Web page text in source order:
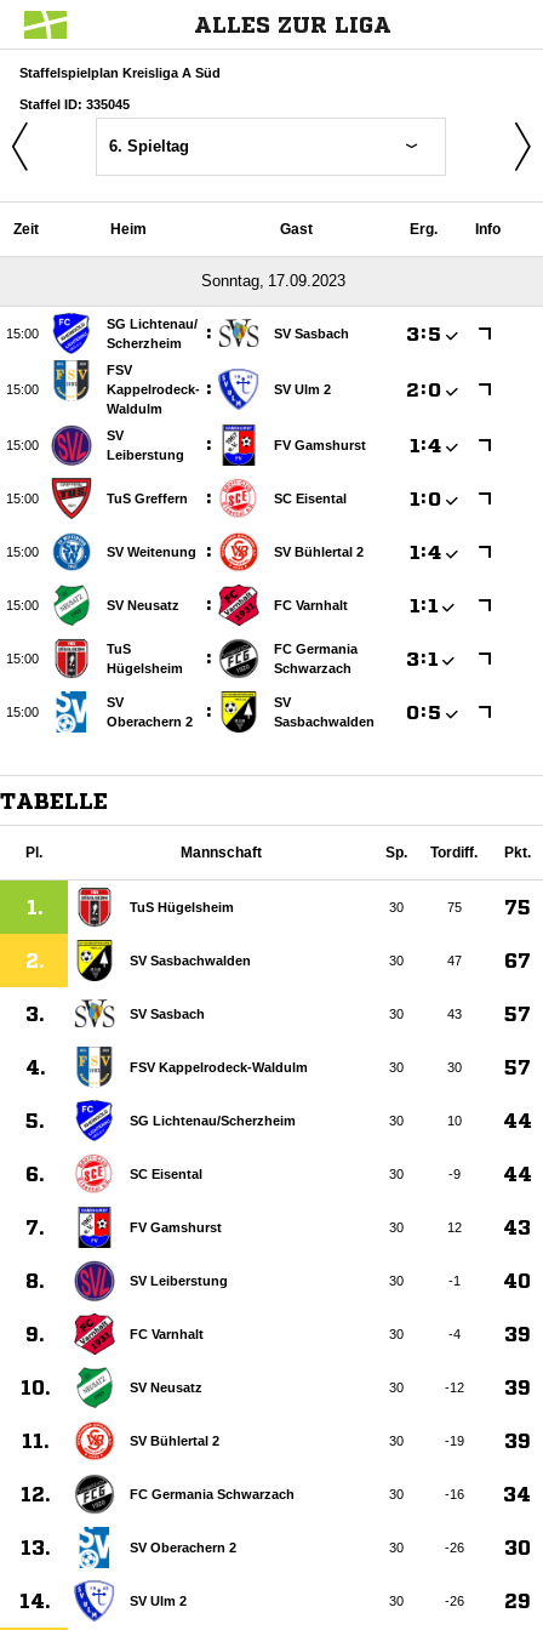
ALLES ZUR LIGA
Staffelspielplan Kreisliga A Süd
Staffel ID: 335045
6. Spieltag
Zeit Heim Gast Erg. Info
 

SG Lichtenau/​
Scherzheim
: SV Sasbach :

FSV
Kappelrodeck-
Waldulm
: SV Ulm 2 :

SV
Leiberstung
: FV Gamshurst  :
 TuS Greffern : SC Eisental  :
 SV Weitenung : SV Bühlertal 2  :
 SV Neusatz : FC Varnhalt  :

TuS
Hügelsheim
:
FC Germania
Schwarzach
:

SV
Oberachern 2
:
SV
Sasbachwalden
:
TABELLE
Pl. Mannschaft Sp. Tordiff. Pkt.
1. TuS Hügelsheim 30 75 75
2. SV Sasbachwalden 30 47 67
3. SV Sasbach 30 43 57
4. FSV Kappelrodeck-Waldulm 30 30 57
5. SG Lichtenau/​Scherzheim 30 10 44
6. SC Eisental 30 -9 44
7. FV Gamshurst 30 12 43
8. SV Leiberstung 30 -1 40
9. FC Varnhalt 30 -4 39
10. SV Neusatz 30 -12 39
11. SV Bühlertal 2 30 -19 39
12. FC Germania Schwarzach 30 -16 34
13. SV Oberachern 2 30 -26 30
14. SV Ulm 2 30 -26 29